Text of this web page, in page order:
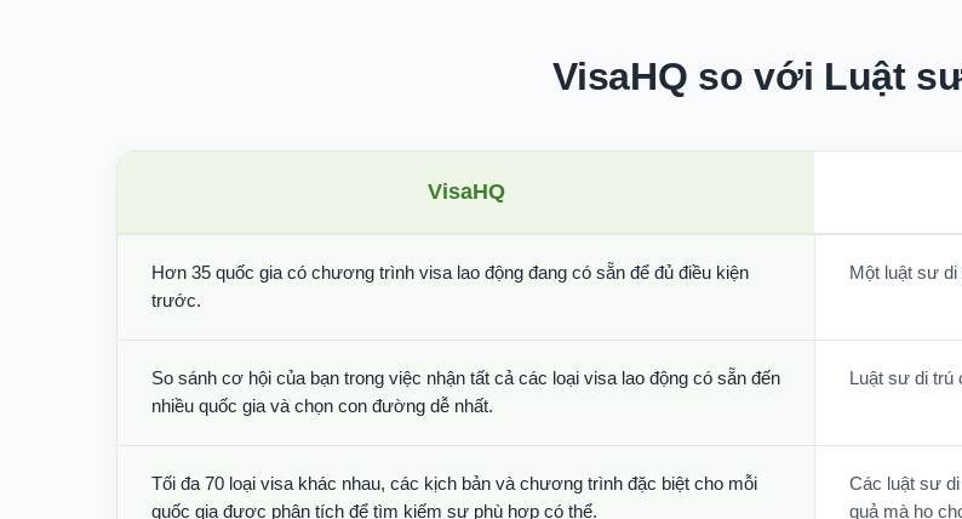
VisaHQ so với Luật
VisaHQ
Hơn 35 quốc gia có chương trình visa lao động đang có sẵn để đủ điều kiện
trước.
Một luật sư
So sánh cơ hội của bạn trong việc nhận tất cả các loại visa lao động có sẵn đến
nhiều quốc gia và chọn con đường dễ nhất.
Luật sư di trú
Tối đa 70 loại visa khác nhau, các kịch bản và chương trình đặc biệt cho mỗi
quốc gia được phân tích để tìm kiếm sự phù hợp có thể.
Các luật sư
quả mà họ